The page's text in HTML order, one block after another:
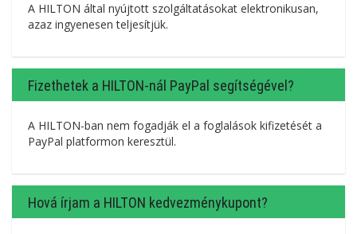
A HILTON által nyújtott szolgáltatásokat elektronikusan,
azaz ingyenesen teljesítjük.
Fizethetek a HILTON-nál PayPal segítségével?
A HILTON-ban nem fogadják el a foglalások kifizetését a
PayPal platformon keresztül.
Hová írjam a HILTON kedvezménykupont?